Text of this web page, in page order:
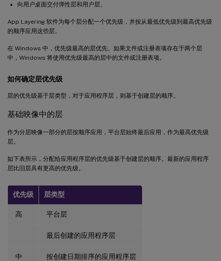
向用户桌面交付弹性层和用户层。
App Layering 软件为每个层分配一个优先级，并按从最低优先级到最高优先级
的顺序应用这些层。
在 Windows 中，优先级最高的层优先。如果文件或注册表项存在于两个层
中，Windows 将使用优先级最高的层中的文件或注册表项。
如何确定层优先级
层的优先级基于层类型，对于应用程序层，则基于创建层的顺序。
基础映像中的层
作为分层映像一部分的层按顺序应用，平台层始终最后应用，作为最高优先级
层。
如下表所示，分配给应用程序层的优先级基于创建层的顺序。最新的应用程序
层比旧层具有更高的优先级。
优先级 层类型
高 平台层
最后创建的应用程序层
中 按创建日期排序的应用程序层